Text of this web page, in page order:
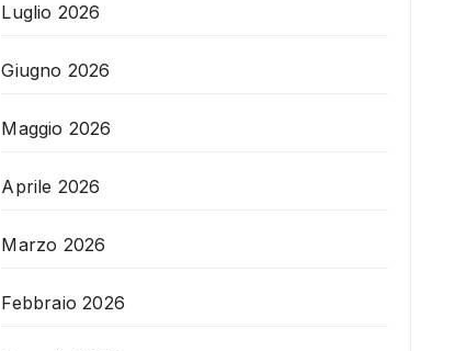
Luglio 2026
Giugno 2026
Maggio 2026
Aprile 2026
Marzo 2026
Febbraio 2026